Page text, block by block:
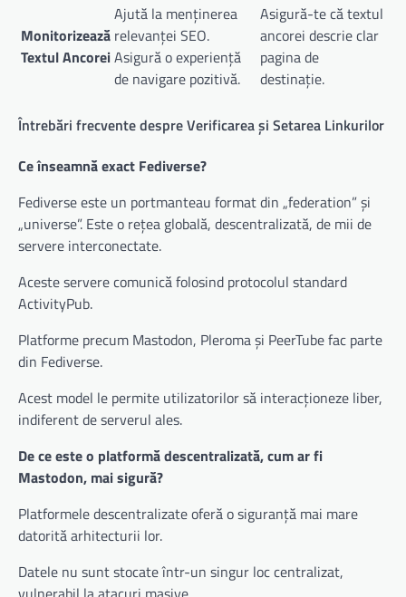
Monitorizează
Textul Ancorei
Ajută la menținerea
relevanței SEO.
Asigură o experiență
de navigare pozitivă.
Asigură-te că textul
ancorei descrie clar
pagina de
destinație.
Întrebări frecvente despre Verificarea și Setarea Linkurilor
Ce înseamnă exact Fediverse?
Fediverse este un portmanteau format din „federation” și
„universe”. Este o rețea globală, descentralizată, de mii de
servere interconectate.
Aceste servere comunică folosind protocolul standard
ActivityPub.
Platforme precum Mastodon, Pleroma și PeerTube fac parte
din Fediverse.
Acest model le permite utilizatorilor să interacționeze liber,
indiferent de serverul ales.
De ce este o platformă descentralizată, cum ar fi
Mastodon, mai sigură?
Platformele descentralizate oferă o siguranță mai mare
datorită arhitecturii lor.
Datele nu sunt stocate într-un singur loc centralizat,